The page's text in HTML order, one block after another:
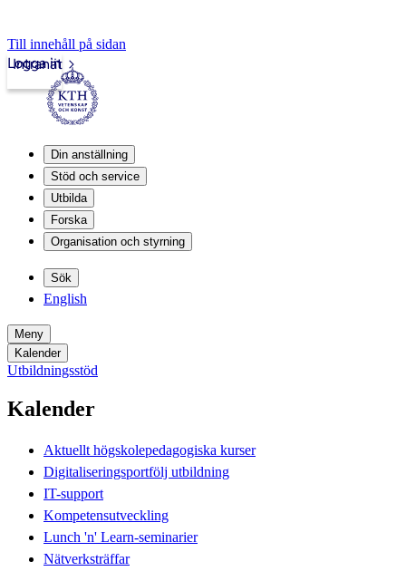
Till innehåll på sidan
Intranät
Logga in
Din anställning
Stöd och service
Utbilda
Forska
Organisation och styrning
Sök
English
Meny
Kalender
Utbildningsstöd
Kalender
Aktuellt högskolepedagogiska kurser
Digitaliseringsportfölj utbildning
IT-support
Kompetensutveckling
Lunch 'n' Learn-seminarier
Nätverksträffar